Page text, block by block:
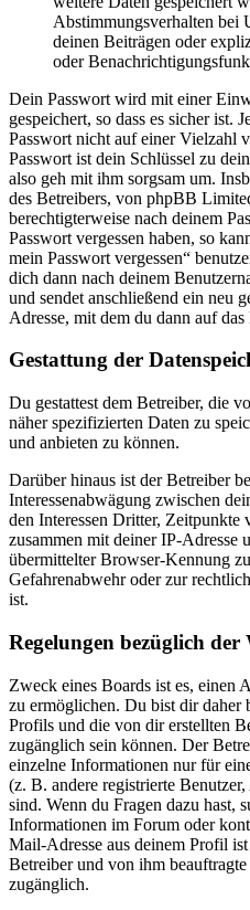
Abstimmungsverhalten bei
deinen Beiträgen oder
oder
Dein Passwort wird mit einer
gespeichert, so dass es sicher ist.
Passwort nicht auf einer Vielzahl
Passwort ist dein Schlüssel zu
also geh mit ihm sorgsam um.
des Betreibers, von phpBB
berechtigterweise nach deinem
Passwort vergessen haben, so
mein Passwort vergessen“
dich dann nach deinem
und sendet anschließend ein neu
Adresse, mit dem du dann auf
Gestattung der
Du gestattest dem Betreiber, die
näher spezifizierten Daten zu
und anbieten zu können.
Darüber hinaus ist der Betreiber
Interessenabwägung zwischen
den Interessen Dritter,
zusammen mit deiner IP-Adresse
übermittelter Browser-Kennung
Gefahrenabwehr oder zur
ist.
Regelungen bezüglich der
Zweck eines Boards ist es, einen
zu ermöglichen. Du bist dir daher
Profils und die von dir erstellten
zugänglich sein können. Der
einzelne Informationen nur für
(z. B. andere registrierte
sind. Wenn du Fragen dazu hast,
Informationen im Forum oder
Mail-Adresse aus deinem Profil
Betreiber und von ihm
zugänglich.